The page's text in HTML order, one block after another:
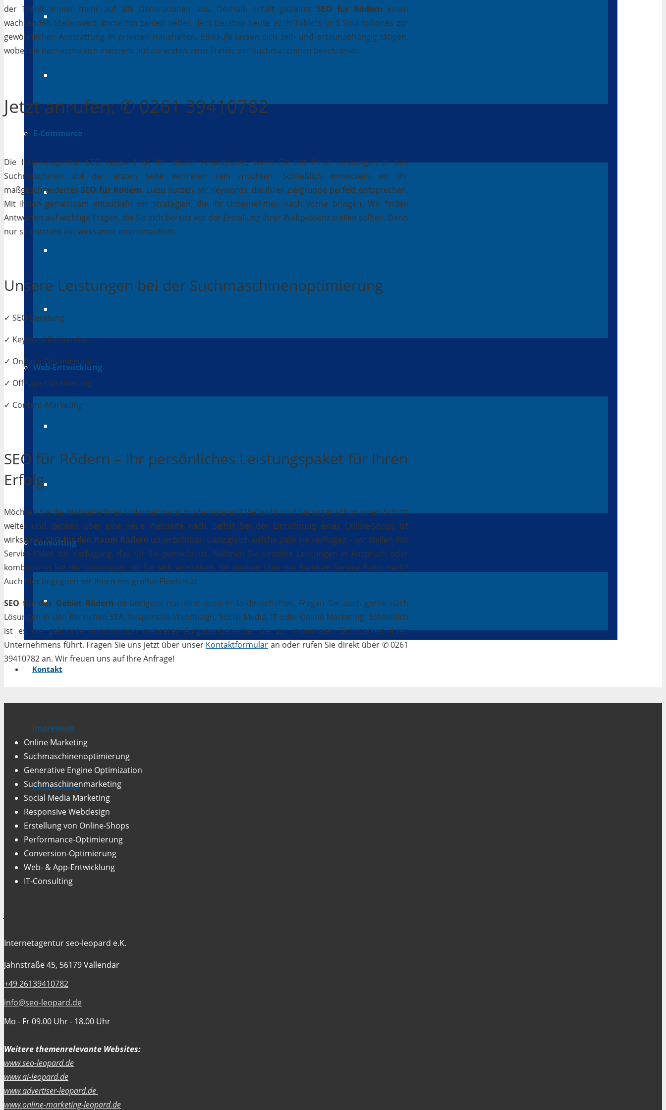
E-Commerce
Online Shops
Web-Entwicklung
Consulting
IT Beratung
Kontakt
Impressum
Datenschutz
der Trend immer mehr auf alle Generationen aus. Deshalb erhält gezieltes SEO für Rödern einen
wachsenden Stellenwert. Immerhin zählen neben dem Desktop heute auch Tablets und Smartphones zur
gewöhnlichen Ausstattung in privaten Haushalten. Einkäufe lassen sich zeit- und ortsunabhängig tätigen,
wobei die Recherche sich meistens auf die ersten zehn Treffer der Suchmaschinen beschränkt.
Jetztanrufen: ✆ 0261 39410782
Die Internetagentur SEO Leopard ist Ihr idealer Anlaufpunkt, wenn Sie mit Ihren Leistungen in den
Suchmaschinen auf der ersten Seite vertreten sein möchten. Schließlich entwickeln wir Ihr
maßgeschneidertesSEO für Rödern. Dazu nutzen wir Keywords, die Ihrer Zielgruppe perfekt entsprechen.
Mit Ihnen gemeinsam entwickeln wir Strategien, die Ihr Unternehmen nach vorne bringen. Wir finden
Antworten auf wichtige Fragen, die Sie sich bereits vor der Erstellung Ihrer Webpräsenz stellen sollten. Denn
nur so entsteht ein wirksamer Internetauftritt.
Unsere Leistungen bei der Suchmaschinenoptimierung
✓ SEO-Beratung
✓ Keyword-Recherche
✓ OnPage-Optimierung
✓ OffPage-Optimierung
✓ Content-Marketing
SEO für Rödern – Ihr persönliches Leistungspaket für Ihren
Erfolg
Möchten Sie die Webseite Ihres Unternehmens modernisieren? Vielleicht sind Sie sogar schon einen Schritt
weiter und denken über eine neue Webseite nach. Selbst bei der Einrichtung eines Online-Shops ist
wirksamesSEO für den Raum Rödern unverzichtbar. Ganz gleich welche Ziele Sie verfolgen – wir stellen das
Service-Paket zur Verfügung, das für Sie gemacht ist. Nehmen Sie einzelne Leistungen in Anspruch oder
kombinieren Sie die Leistungen, die Sie sich wünschen. Sie denken über ein Rundum-Service-Paket nach?
Auch hier begegnen wir Ihnen mit großer Flexibilität.
SEO für das Gebiet Rödern ist übrigens nur eine unserer Leidenschaften. Fragen Sie auch gerne nach
Lösungen in den Bereichen SEA, Responsive Webdesign, Social Media, IT oder Online Marketing. Schließlich
ist es die gekonnte Kombination mehrerer Aufgabenbereiche, die zur maximalen Sichtbarkeit Ihres
Unternehmens führt. Fragen Sie uns jetzt über unser Kontaktformular an oder rufen Sie direkt über ✆ 0261
39410782 an. Wir freuen uns auf Ihre Anfrage!
Online Marketing
Suchmaschinenoptimierung
Generative Engine Optimization
Suchmaschinenmarketing
Social Media Marketing
Responsive Webdesign
Erstellung von Online-Shops
Performance-Optimierung
Conversion-Optimierung
Web- & App-Entwicklung
IT-Consulting
Internetagentur seo-leopard e.K.
Jahnstraße 45, 56179 Vallendar
+49 26139410782
info@seo-leopard.de
Mo - Fr 09.00 Uhr - 18.00 Uhr
Weitere themenrelevante Websites:
www.seo-leopard.de
www.ai-leopard.de
www.advertiser-leopard.de
www.online-marketing-leopard.de